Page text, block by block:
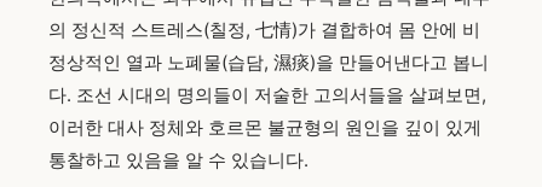
의 정신적 스트레스(칠정, 七情)가 결합하여 몸 안에 비
정상적인 열과 노폐물(습담, 濕痰)을 만들어낸다고 봅니
다. 조선 시대의 명의들이 저술한 고의서들을 살펴보면,
이러한 대사 정체와 호르몬 불균형의 원인을 깊이 있게
통찰하고 있음을 알 수 있습니다.